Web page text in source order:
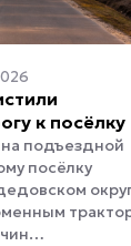
к посёлку
на подъездной
посёлку